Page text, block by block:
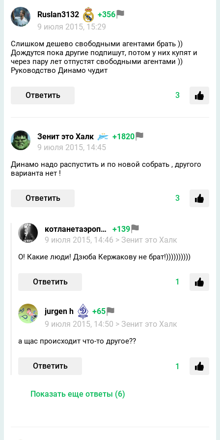
Ruslan3132
+356
9 июля 2015, 15:29
Слишком дешево свободными агентами брать ))
Дождутся пока другие подпишут, потом у них купят и
через пару лет отпустят свободными агентами ))
Руководство Динамо чудит
Ответить 3
Зенит это Халк
+1820
9 июля 2015, 14:45
Динамо надо распустить и по новой собрать , другого
варианта нет !
Ответить 3
котланетаэропортнаш
+139
9 июля 2015, 14:46 > Зенит это Халк
О! Какие люди! Дзюба Кержакову не брат!))))))))))
Ответить 1
jurgen h
+65
9 июля 2015, 14:50 > Зенит это Халк
а щас происходит что-то другое??
Ответить 1
Показать еще ответы (6)